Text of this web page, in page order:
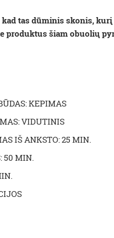
tas dūminis skonis,
produktus šiam obuolių
KEPIMAS
VIDUTINIS
IŠ ANKSTO: 25 MIN.
50 MIN.